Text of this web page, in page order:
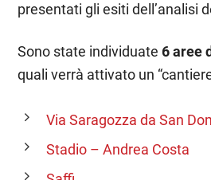
presentati gli esiti dell’analisi
Sono state individuate6 aree
quali verrà attivato un
Via Saragozza da San
Stadio – Andrea Costa